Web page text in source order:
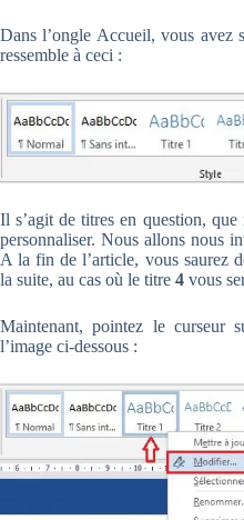
Dans l’ongle Accueil, vous avez
ressemble à ceci :
Il s’agit de titres en question,
personnaliser. Nous allons nous
A la fin de l’article, vous saurez
la suite, au cas où le titre 4 vous
Maintenant, pointez le curseur
l’image ci-dessous :